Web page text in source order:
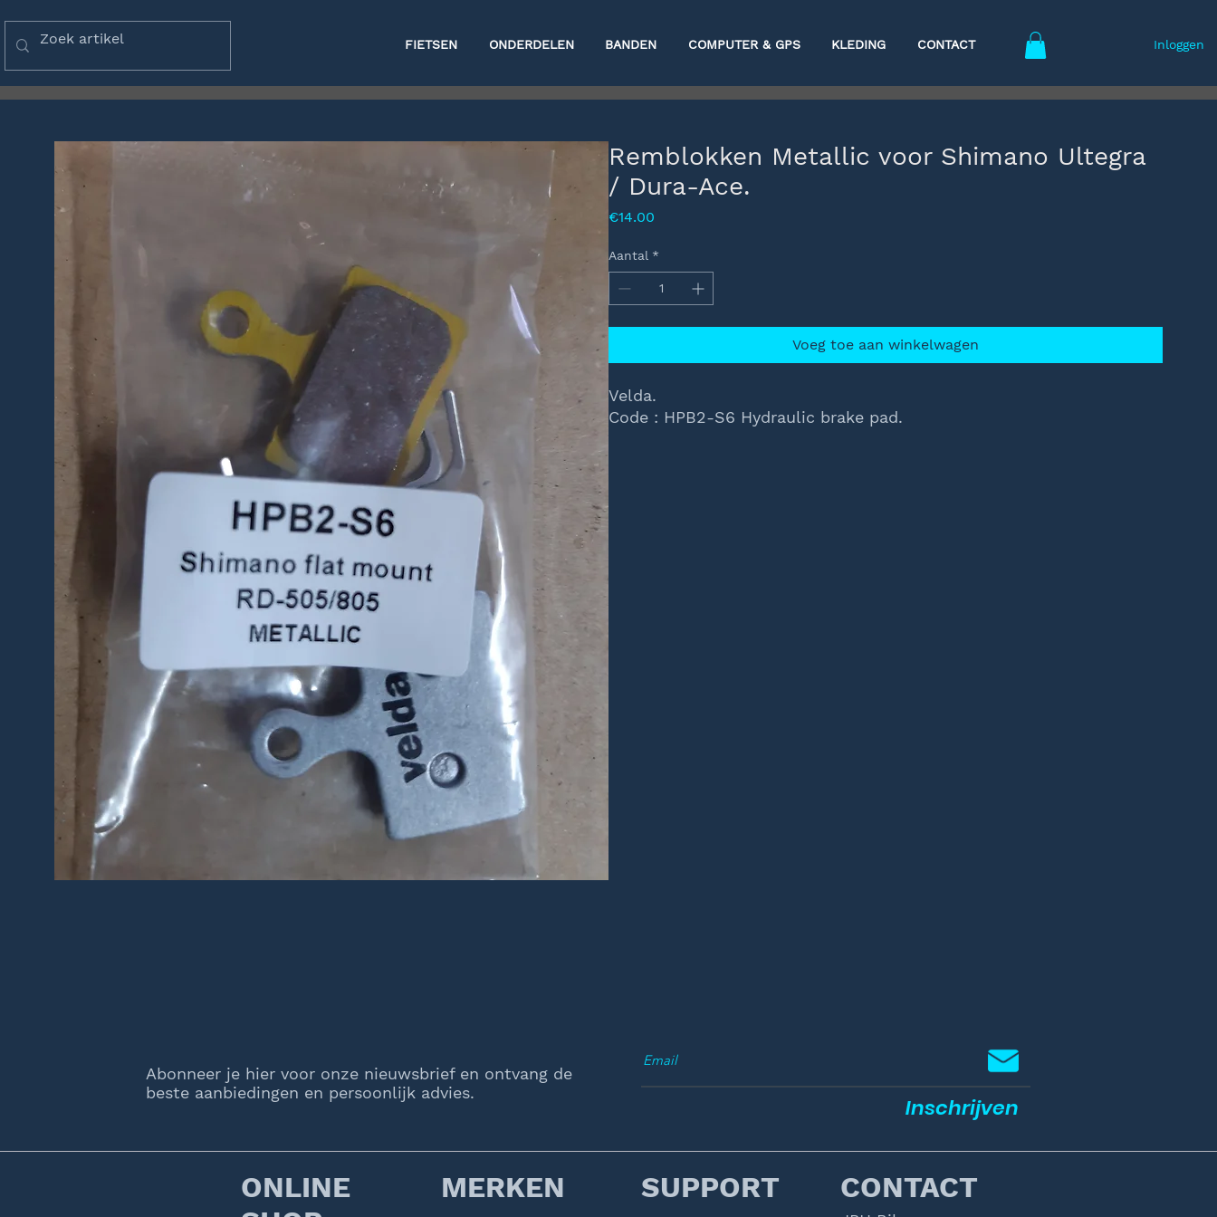
BANDEN
FIETSEN COMPUTER & GPS
ONDERDELEN KLEDING CONTACT Inloggen
Remblokken Metallic voor Shimano Ultegra
/ Dura-Ace.
€14.00
Aantal *
Voeg toe aan winkelwagen
Velda.
Code : HPB2-S6 Hydraulic brake pad.
Abonneer je hier voor onze nieuwsbrief en ontvang de
beste aanbiedingen en persoonlijk advies.
ONLINE
MERKEN SUPPORT CONTACT
Inschrijven